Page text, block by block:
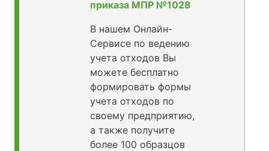
приказа МПР №1028
В нашем Онлайн-
Сервисе по ведению
учета отходов Вы
можете бесплатно
формировать формы
учета отходов по
своему предприятию,
а также получите
более 100 образцов